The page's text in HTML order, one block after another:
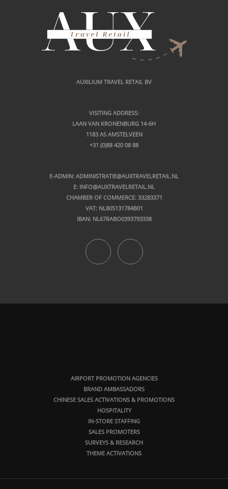
AUXILIUM TRAVEL RETAIL BV
VISITING ADDRESS:
LAAN VAN KRONENBURG 14-6H
1183 AS AMSTELVEEN
+31 (0)88 420 08 88
E-ADMIN: ADMINISTRATIE@AUXTRAVELRETAIL.NL
E: INFO@AUXTRAVELRETAIL.NL
CHAMBER OF COMMERCE: 33283371
VAT: NL805131784B01
IBAN: NL67RABO0393793338
AIRPORT PROMOTION AGENCIES
BRAND AMBASSADORS
CHINESE SALES ACTIVATIONS & PROMOTIONS
HOSPITALITY
IN-STORE STAFFING
SALES PROMOTERS
SURVEYS & RESEARCH
THEME ACTIVATIONS